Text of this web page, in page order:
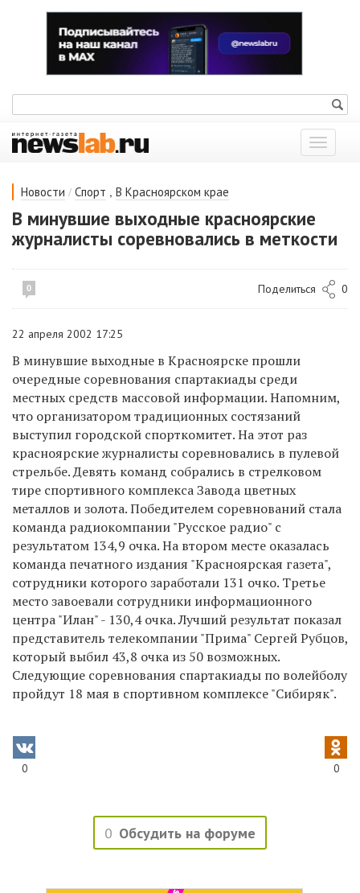
Показать
меню
Новости / Спорт , В Красноярском крае
В минувшие выходные красноярские
журналисты соревновались в меткости
0 Поделиться 0
22 апреля 2002 17:25
В минувшие выходные в Красноярске прошли
очередные соревнования спартакиады среди
местных средств массовой информации. Напомним,
что организатором традиционных состязаний
выступил городской спорткомитет. На этот раз
красноярские журналисты соревновались в пулевой
стрельбе. Девять команд собрались в стрелковом
тире спортивного комплекса Завода цветных
металлов и золота. Победителем соревнований стала
команда радиокомпании "Русское радио" с
результатом 134,9 очка. На втором месте оказалась
команда печатного издания "Красноярская газета",
сотрудники которого заработали 131 очко. Третье
место завоевали сотрудники информационного
центра "Илан" - 130,4 очка. Лучший результат показал
представитель телекомпании "Прима" Сергей Рубцов,
который выбил 43,8 очка из 50 возможных.
Следующие соревнования спартакиады по волейболу
пройдут 18 мая в спортивном комплексе "Сибиряк".
0 0
0 Обсудить на форуме